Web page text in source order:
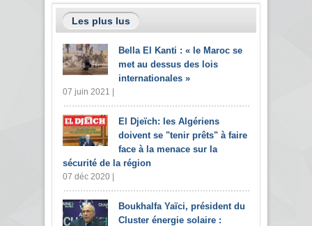
Les plus lus
Bella El Kanti : « le Maroc se
met au dessus des lois
internationales »
07 juin 2021 |
El Djeïch: les Algériens
doivent se "tenir prêts" à faire
face à la menace sur la
sécurité de la région
07 déc 2020 |
Boukhalfa Yaïci, président du
Cluster énergie solaire :